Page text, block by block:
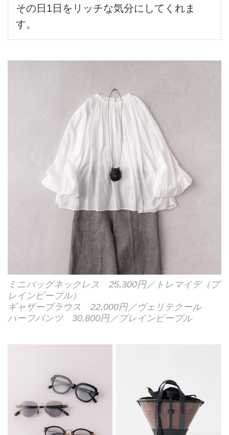
その日1日をリッチな気分にしてくれま
す。
ミニバッグネックレス 25,300円／トレマイデ（プ
レインピープル）
ギャザーブラウス 22,000円／ヴェリテクール
ハーフパンツ 30,800円／プレインピープル